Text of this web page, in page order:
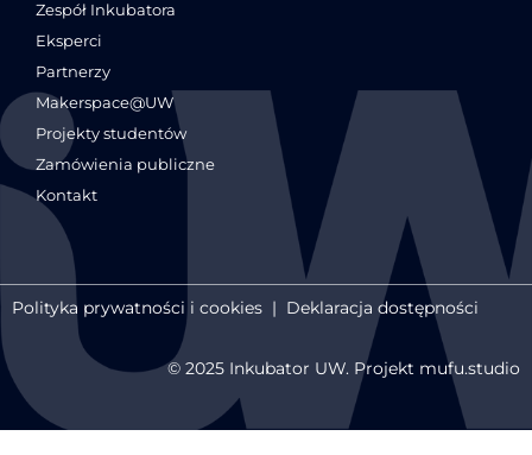
Zespół Inkubatora
Eksperci
Partnerzy
Makerspace@UW
Projekty studentów
Zamówienia publiczne
Kontakt
Polityka prywatności i cookies | Deklaracja dostępności
© 2025 Inkubator UW. Projekt mufu.studio